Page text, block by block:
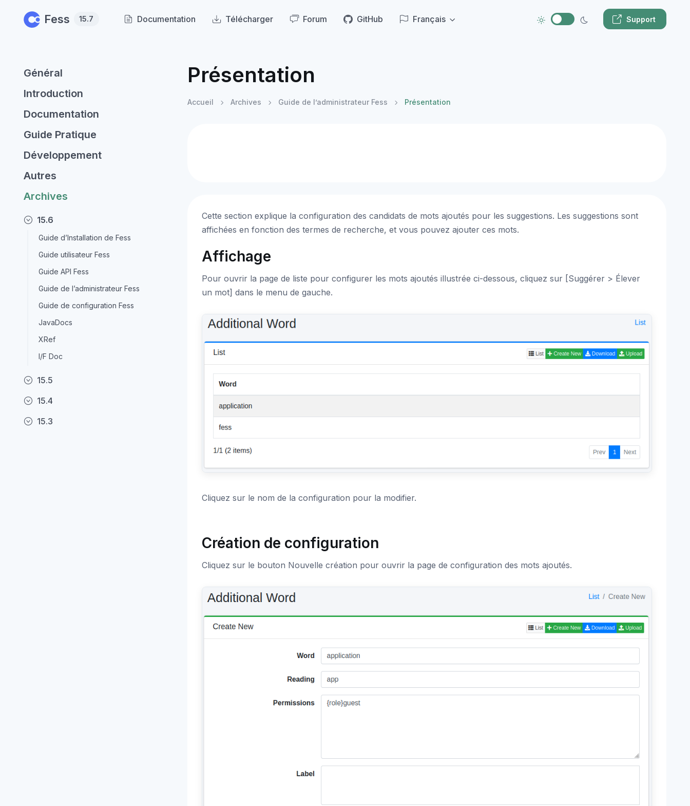
Fess 15.7 Documentation Télécharger Forum GitHub Français Support
Général
Introduction
Documentation
Guide Pratique
Développement
Autres
Archives
15.6
Guide d’Installation de Fess
Guide utilisateur Fess
Guide API Fess
Guide de l’administrateur Fess
Guide de configuration Fess
JavaDocs
XRef
I/F Doc
15.5
15.4
15.3
Présentation
Accueil Archives Guide de l’administrateur Fess Présentation
Cette section explique la configuration des candidats de mots ajoutés pour les suggestions. Les suggestions sont
affichées en fonction des termes de recherche, et vous pouvez ajouter ces mots.
Affichage
Pour ouvrir la page de liste pour configurer les mots ajoutés illustrée ci-dessous, cliquez sur [Suggérer > Élever
un mot] dans le menu de gauche.
Cliquez sur le nom de la configuration pour la modifier.
Création de configuration
Cliquez sur le bouton Nouvelle création pour ouvrir la page de configuration des mots ajoutés.